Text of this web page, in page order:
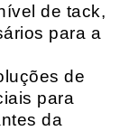
de tack,
para a
de
para
da